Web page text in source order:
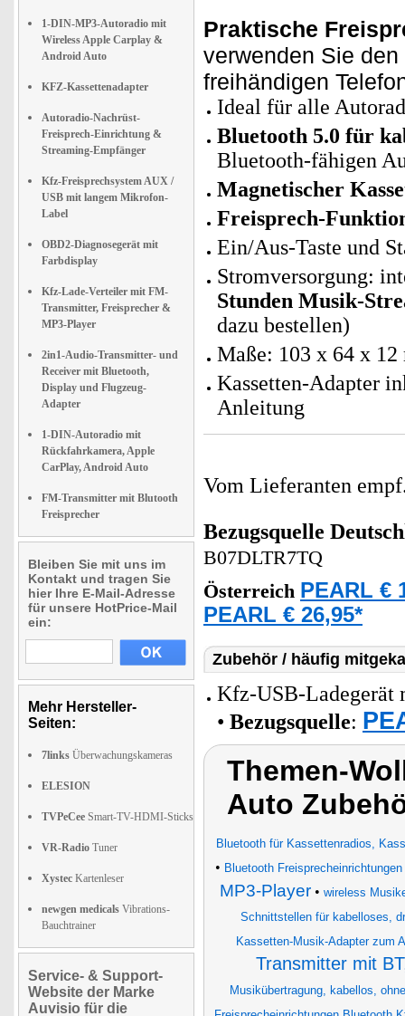
1-DIN-MP3-Autoradio mit
Wireless Apple Carplay &
Android Auto
KFZ-Kassettenadapter
Autoradio-Nachrüst-
Freisprech-Einrichtung &
Streaming-Empfänger
Kfz-Freisprechsystem AUX /
USB mit langem Mikrofon-
Label
OBD2-Diagnosegerät mit
Farbdisplay
Kfz-Lade-Verteiler mit FM-
Transmitter, Freisprecher &
MP3-Player
2in1-Audio-Transmitter- und
Receiver mit Bluetooth,
Display und Flugzeug-
Adapter
1-DIN-Autoradio mit
Rückfahrkamera, Apple
CarPlay, Android Auto
FM-Transmitter mit Blutooth
Freisprecher
Bleiben Sie mit uns im
Kontakt und tragen Sie
hier Ihre E-Mail-Adresse
für unsere HotPrice-Mail
ein:
Mehr Hersteller-
Seiten:
7links Überwachungskameras
ELESION
TVPeCee Smart-TV-HDMI-Sticks
VR-Radio Tuner
Xystec Kartenleser
newgen medicals Vibrations-
Bauchtrainer
Service- & Support-
Website der Marke
Auvisio für die
Praktische
verwenden Sie
freihändigen
Ideal für alle
Bluetooth 5.0 für
Bluetooth-fähigen
Magnetischer
Freisprech-
Ein/Aus-Taste und
Stromversorgung:
Stunden Musik-
dazu bestellen)
Maße: 103 x 64 x
Kassetten-Adapter
Anleitung
Vom Lieferanten
Bezugsquelle
B07DLTR7TQ
Österreich PEARL €
PEARL € 26,95*
Zubehör / häufig
Kfz-USB-Ladegerät
• Bezugsquelle:
Themen-
Auto
Bluetooth für Kassettenradios,
• Bluetooth Freisprecheinrichtungen
MP3-Player• wireless
Schnittstellen für kabelloses,
Kassetten-Musik-Adapter zum
Transmitter mit
Musikübertragung, kabellos,